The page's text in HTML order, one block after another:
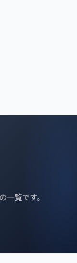
一覧です。